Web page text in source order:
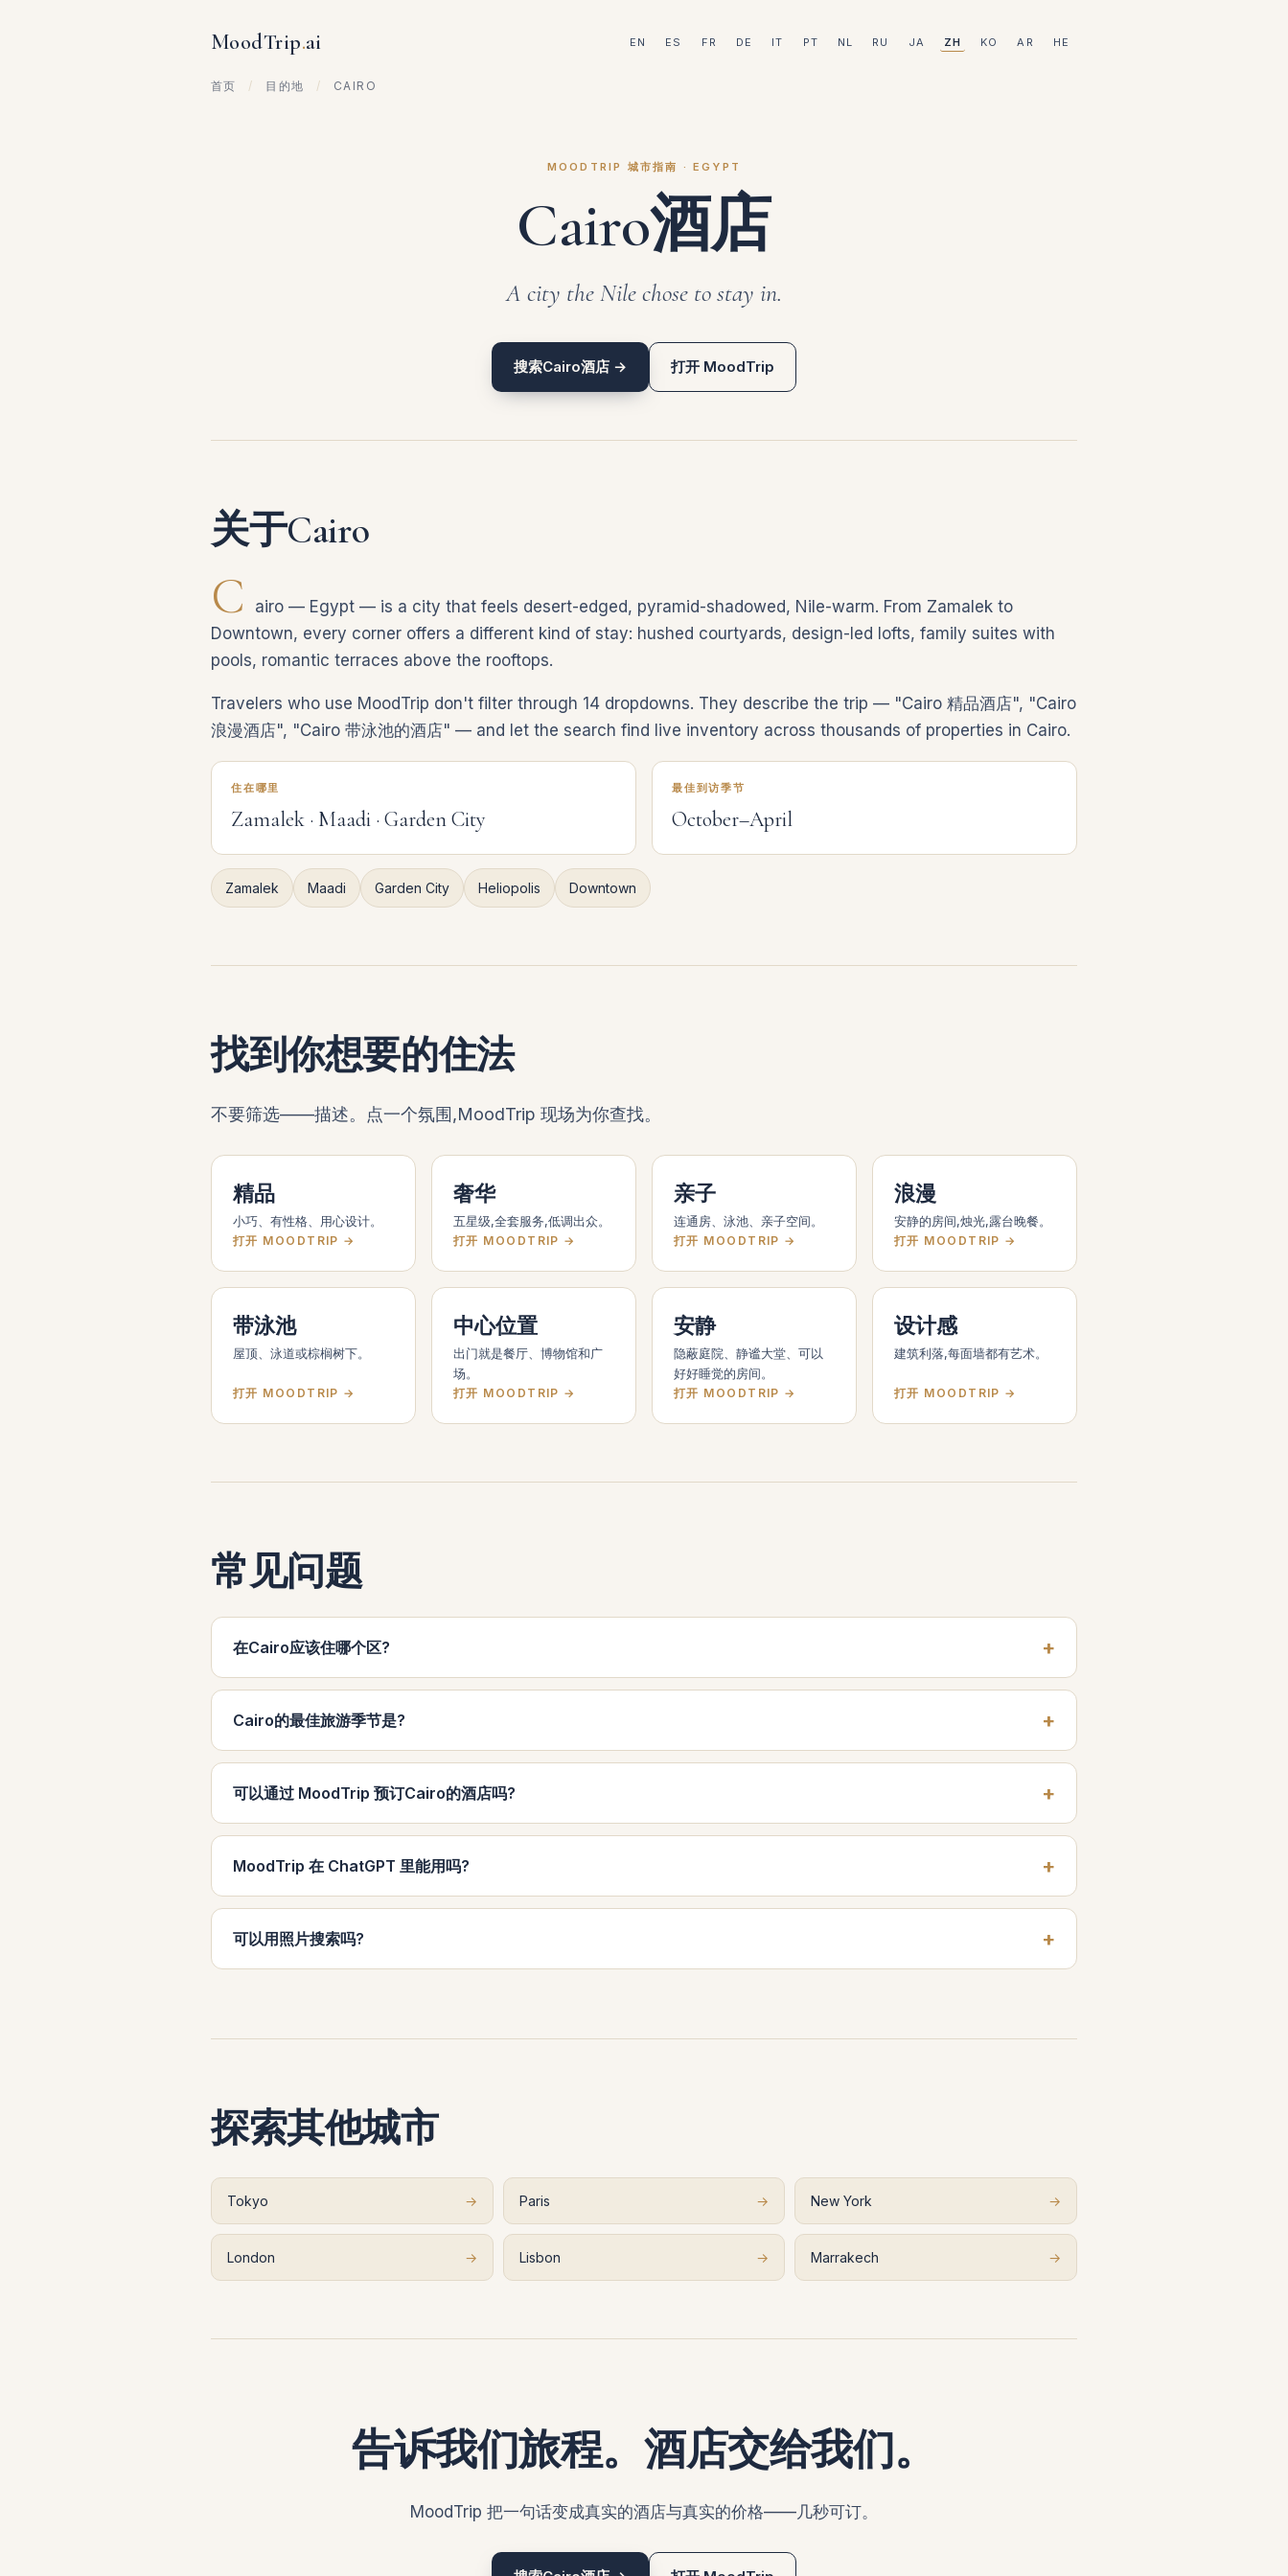
MoodTrip.ai EN ES FR DE IT PT NL RU JA ZH KO AR HE
首页 / 目的地 / CAIRO
MOODTRIP 城市指南 · EGYPT
Cairo酒店
A city the Nile chose to stay in.
搜索Cairo酒店 → 打开 MoodTrip
关于Cairo
C
airo — Egypt — is a city that feels desert-edged, pyramid-shadowed, Nile-warm. From Zamalek to
Downtown, every corner offers a different kind of stay: hushed courtyards, design-led lofts, family suites with
pools, romantic terraces above the rooftops.
Travelers who use MoodTrip don't filter through 14 dropdowns. They describe the trip — "Cairo 精品酒店", "Cairo
浪漫酒店", "Cairo 带泳池的酒店" — and let the search find live inventory across thousands of properties in Cairo.
住在哪里
Zamalek · Maadi · Garden City
最佳到访季节
October–April
Zamalek Maadi Garden City Heliopolis Downtown
找到你想要的住法
不要筛选——描述。点一个氛围,MoodTrip 现场为你查找。
精品
小巧、有性格、用心设计。
打开 MOODTRIP →
奢华
五星级,全套服务,低调出众。
打开 MOODTRIP →
亲子
连通房、泳池、亲子空间。
打开 MOODTRIP →
浪漫
安静的房间,烛光,露台晚餐。
打开 MOODTRIP →
带泳池
屋顶、泳道或棕榈树下。
打开 MOODTRIP →
中心位置
出门就是餐厅、博物馆和广
场。
打开 MOODTRIP →
安静
隐蔽庭院、静谧大堂、可以
好好睡觉的房间。
打开 MOODTRIP →
设计感
建筑利落,每面墙都有艺术。
打开 MOODTRIP →
常见问题
在Cairo应该住哪个区?
Cairo的最佳旅游季节是?
可以通过 MoodTrip 预订Cairo的酒店吗?
MoodTrip 在 ChatGPT 里能用吗?
可以用照片搜索吗?
探索其他城市
Tokyo → Paris → New York →
London → Lisbon → Marrakech →
告诉我们旅程。酒店交给我们。
MoodTrip 把一句话变成真实的酒店与真实的价格——几秒可订。